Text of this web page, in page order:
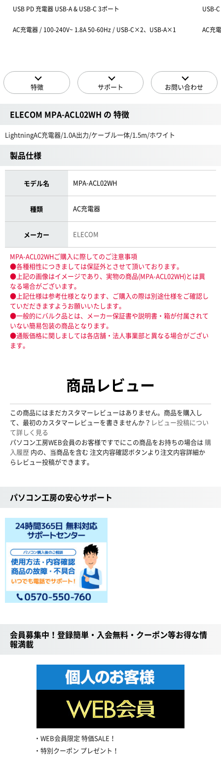
USB PD 充電器 USB-A & USB-C 3ポート
AC充電器 / 100-240V~ 1.8A 50-60Hz / USB-C×2、USB-A×1
USB-
AC充
特徴 サポート お問い合わせ
ELECOM MPA-ACL02WH の 特徴
LightningAC充電器/1.0A出力/ケーブル一体/1.5m/ホワイト
製品仕様
モデル名 MPA-ACL02WH
種類 AC充電器
メーカー ELECOM
MPA-ACL02WHご購入に際してのご注意事項
●各種相性につきましては保証外とさせて頂いております。
●上記の画像はイメージであり、実物の商品(MPA-ACL02WH)とは異
なる場合がございます。
●上記仕様は参考仕様となります、ご購入の際は別途仕様をご確認し
ていだだきますようお願いいたします。
●一般的にバルク品とは、メーカー保証書や説明書・箱が付属されて
いない簡易包装の商品となります。
●通販価格に関しましては各店舗・法人事業部と異なる場合がござい
ます。
商品レビュー
この商品にはまだカスタマーレビューはありません。商品を購入し
て、最初のカスタマーレビューを書きませんか？ レビュー投稿につい
て詳しく見る
パソコン工房WEB会員のお客様ですでにこの商品をお持ちの場合は 購
入履歴 内の、当商品を含む 注文内容確認ボタンより注文内容詳細か
らレビュー投稿ができます。
パソコン工房の安心サポート
会員募集中！登録簡単・入会無料・クーポン等お得な情
報満載
WEB会員限定 特価SALE！
特別クーポン プレゼント！